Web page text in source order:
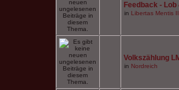
Feedback - Lob
in Libertas Mentis
Volkszählung LM
in Nordreich